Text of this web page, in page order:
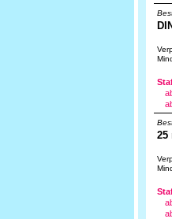
25